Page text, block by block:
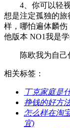
4、你可以轻
想是注定孤独的
样，哪怕遍体麟
他版本 NO1我是
陈欧我为自己
相关标签：
丁克家庭是
挣钱的好方
怎么样在淘
宜)